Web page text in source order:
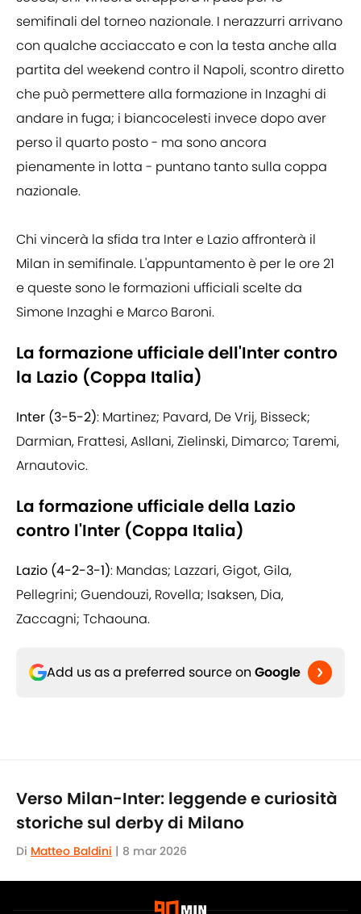
semifinali del torneo nazionale. I nerazzurri arrivano
con qualche acciaccato e con la testa anche alla
partita del weekend contro il Napoli, scontro diretto
che può permettere alla formazione in Inzaghi di
andare in fuga; i biancocelesti invece dopo aver
perso il quarto posto - ma sono ancora
pienamente in lotta - puntano tanto sulla coppa
nazionale.
Chi vincerà la sfida tra Inter e Lazio affronterà il
Milan in semifinale. L'appuntamento è per le ore 21
e queste sono le formazioni ufficiali scelte da
Simone Inzaghi e Marco Baroni.
La formazione ufficiale dell'Inter contro
la Lazio (Coppa Italia)
Inter (3-5-2): Martinez; Pavard, De Vrij, Bisseck;
Darmian, Frattesi, Asllani, Zielinski, Dimarco; Taremi,
Arnautovic.
La formazione ufficiale della Lazio
contro l'Inter (Coppa Italia)
Lazio (4-2-3-1): Mandas; Lazzari, Gigot, Gila,
Pellegrini; Guendouzi, Rovella; Isaksen, Dia,
Zaccagni; Tchaouna.
Add us as a preferred source on Google
Verso Milan-Inter: leggende e curiosità
storiche sul derby di Milano
Di Matteo Baldini | 8 mar 2026